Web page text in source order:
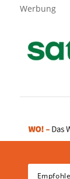
Werbung